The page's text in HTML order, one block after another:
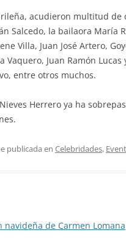
acudieron multitud
Salcedo, la bailaora María
Villa, Juan José Artero,
Vaquero, Juan Ramón
entre otros muchos.
Herrero ya ha
publicada en Celebridades,
navideña de Carmen Lomana